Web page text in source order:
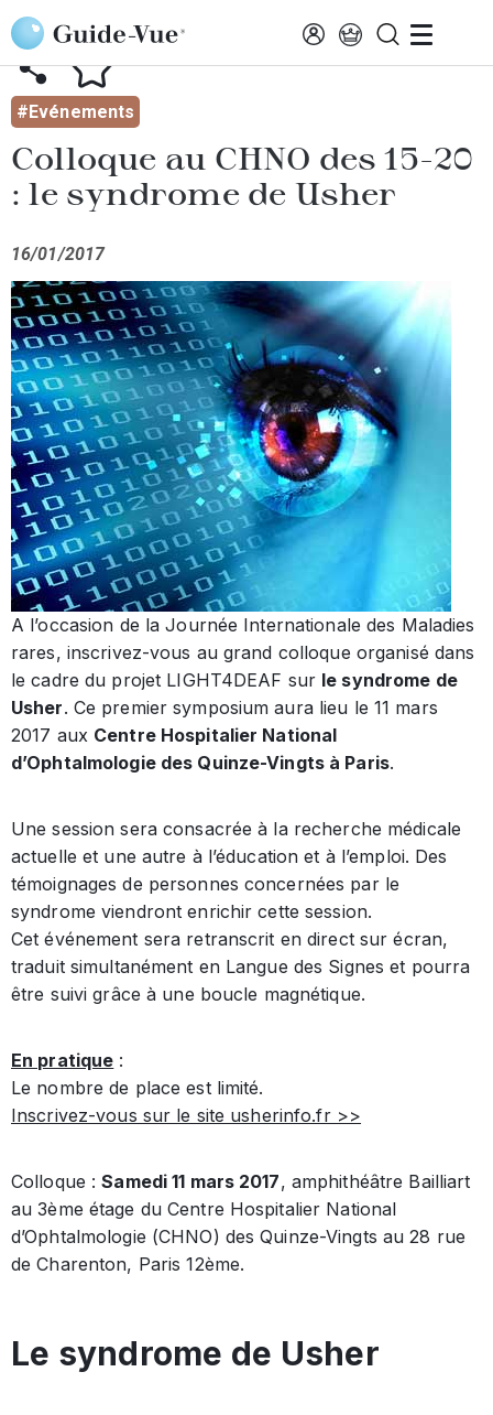
Aller au contenu principal
AFFICHER TOUTES LES ACTUALITÉS
#Evénements
Colloque au CHNO des 15-20
: le syndrome de Usher
16/01/2017
A l’occasion de la Journée Internationale des Maladies
rares, inscrivez-vous au grand colloque organisé dans
le cadre du projet LIGHT4DEAF sur le syndrome de
Usher. Ce premier symposium aura lieu le 11 mars
2017 aux Centre Hospitalier National
d’Ophtalmologie des Quinze-Vingts à Paris.
Une session sera consacrée à la recherche médicale
actuelle et une autre à l’éducation et à l’emploi. Des
témoignages de personnes concernées par le
syndrome viendront enrichir cette session.
Cet événement sera retranscrit en direct sur écran,
traduit simultanément en Langue des Signes et pourra
être suivi grâce à une boucle magnétique.
En pratique :
Le nombre de place est limité.
Inscrivez-vous sur le site usherinfo.fr >>
Colloque :Samedi 11 mars 2017, amphithéâtre Bailliart
au 3ème étage du Centre Hospitalier National
d’Ophtalmologie (CHNO) des Quinze-Vingts au 28 rue
de Charenton, Paris 12ème.
Le syndrome de Usher